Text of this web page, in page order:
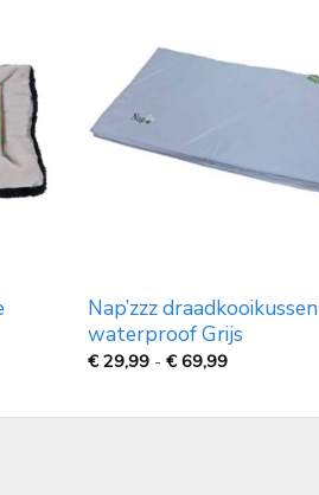
Nap’zzz draadkooikussen
waterproof Grijs
€ 29,99 - € 69,99Prijsklasse: